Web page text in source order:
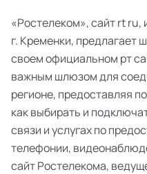
«Ростелеком», сайт rt ru,
г. Кременки, предлагает
своем официальном рт
важным шлюзом для
регионе, предоставляя
как выбирать и
связи и услугах по
телефонии,
сайт Ростелекома,